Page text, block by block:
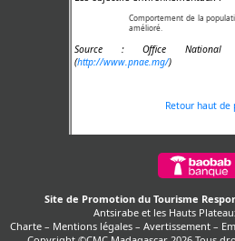
Comportement de la
amélioré.
Source : Office National
(http://www.pnae.mg/)
Retour haut de
Site de Promotion du Tourisme
Antsirabe et les Hauts
Charte – Mentions légales – Avertissement –